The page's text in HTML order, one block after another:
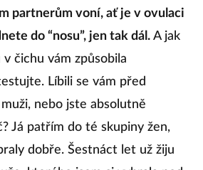
partnerům voní, ať je v ovulaci
do “nosu”, jen tak dál. A jak
čichu vám způsobila
Líbili se vám před
nebo jste absolutně
Já patřím do té skupiny žen,
dobře. Šestnáct let už žiju